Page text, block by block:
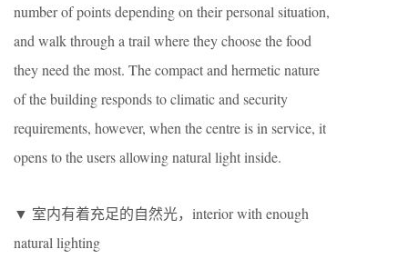
number of points depending on their personal situation,
and walk through a trail where they choose the food
they need the most. The compact and hermetic nature
of the building responds to climatic and security
requirements, however, when the centre is in service, it
opens to the users allowing natural light inside.
▼ 室内有着充足的自然光，interior with enough
natural lighting